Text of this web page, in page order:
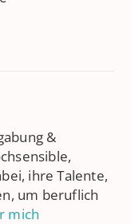
&
ihre Talente,
um beruflich
mich